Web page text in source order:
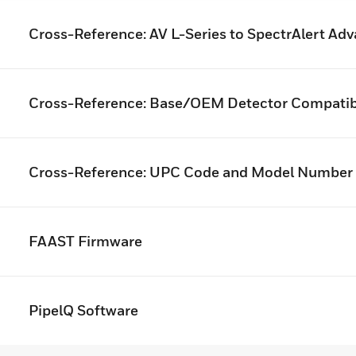
Cross-Reference: AV L-Series to SpectrAlert
Cross-Reference: Base/OEM Detector
Cross-Reference: UPC Code and Model Number
FAAST Firmware
PipelQ Software